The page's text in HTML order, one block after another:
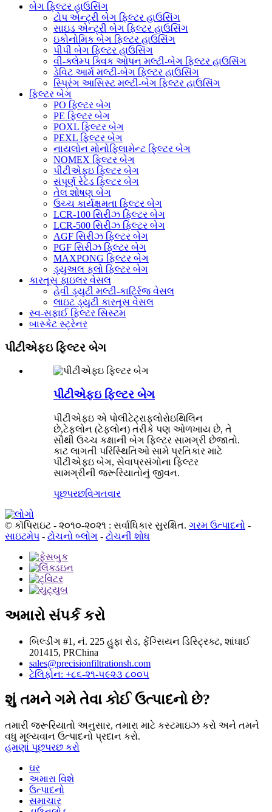
બેગ ફિલ્ટર હાઉસિંગ
ટોપ એન્ટ્રી બેગ ફિલ્ટર હાઉસિંગ
સાઇડ એન્ટ્રી બેગ ફિલ્ટર હાઉસિંગ
ઇકોનોમિક બેગ ફિલ્ટર હાઉસિંગ
પીપી બેગ ફિલ્ટર હાઉસિંગ
વી-ક્લેમ્પ ક્વિક ઓપન મલ્ટી-બેગ ફિલ્ટર હાઉસિંગ
ડેવિટ આર્મ મલ્ટી-બેગ ફિલ્ટર હાઉસિંગ
સ્પ્રિંગ આસિસ્ટ મલ્ટી-બેગ ફિલ્ટર હાઉસિંગ
ફિલ્ટર બેગ
PO ફિલ્ટર બેગ
PE ફિલ્ટર બેગ
POXL ફિલ્ટર બેગ
PEXL ફિલ્ટર બેગ
નાયલોન મોનોફિલામેન્ટ ફિલ્ટર બેગ
NOMEX ફિલ્ટર બેગ
પીટીએફઇ ફિલ્ટર બેગ
સંપૂર્ણ રેટેડ ફિલ્ટર બેગ
તેલ શોષણ બેગ
ઉચ્ચ કાર્યક્ષમતા ફિલ્ટર બેગ
LCR-100 સિરીઝ ફિલ્ટર બેગ
LCR-500 સિરીઝ ફિલ્ટર બેગ
AGF સિરીઝ ફિલ્ટર બેગ
PGF સિરીઝ ફિલ્ટર બેગ
MAXPONG ફિલ્ટર બેગ
ડ્યુઅલ ફ્લો ફિલ્ટર બેગ
કારતૂસ ફાઇલર વેસલ
હેવી ડ્યુટી મલ્ટી-કાર્ટ્રિજ વેસલ
લાઇટ ડ્યુટી કારતૂસ વેસલ
સ્વ-સફાઈ ફિલ્ટર સિસ્ટમ
બાસ્કેટ સ્ટ્રેનર
પીટીએફઇ ફિલ્ટર બેગ
પીટીએફઇ ફિલ્ટર બેગ
પીટીએફઇ એ પોલીટેટ્રાફ્લોરોઇથિલિન
છે,ટેફલોન (ટેફલોન) તરીકે પણ ઓળખાય છે, તે
સૌથી ઉચ્ચ કક્ષાની બેગ ફિલ્ટર સામગ્રી છેજાતો.
કાટ લાગતી પરિસ્થિતિઓ સામે પ્રતિકાર માટે
પીટીએફઇ બેગ, સેવાપ્રસંગોના ફિલ્ટર
સામગ્રીની જરૂરિયાતોનું જીવન.
પૂછપરછવિગતવાર
© કૉપિરાઇટ - ૨૦૧૦-૨૦૨૧ : સર્વાધિકાર સુરક્ષિત. ગરમ ઉત્પાદનો -
સાઇટમેપ - ટોચનો બ્લોગ - ટોચની શોધ
અમારો સંપર્ક કરો
બિલ્ડીંગ #1, નં. 225 હુફા રોડ, ફેંગ્સિયન ડિસ્ટ્રિક્ટ, શાંઘાઈ
201415, PRChina
sales@precisionfiltrationsh.com
ટેલિફોન: +૮૬-૨૧-૫૯૨૩ ૮૦૦૫
શું તમને ગમે તેવા કોઈ ઉત્પાદનો છે?
તમારી જરૂરિયાતો અનુસાર, તમારા માટે કસ્ટમાઇઝ કરો અને તમને
વધુ મૂલ્યવાન ઉત્પાદનો પ્રદાન કરો.
હમણાં પૂછપરછ કરો
ઘર
અમારા વિશે
ઉત્પાદનો
સમાચાર